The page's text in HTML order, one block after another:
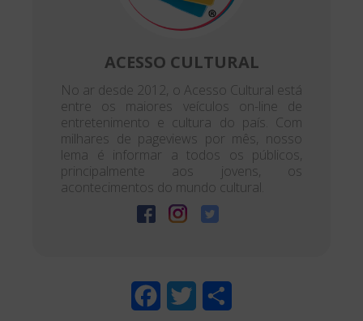
ACESSO CULTURAL
No ar desde 2012, o Acesso Cultural está
entre os maiores veículos on-line de
entretenimento e cultura do país. Com
milhares de pageviews por mês, nosso
lema é informar a todos os públicos,
principalmente aos jovens, os
acontecimentos do mundo cultural.